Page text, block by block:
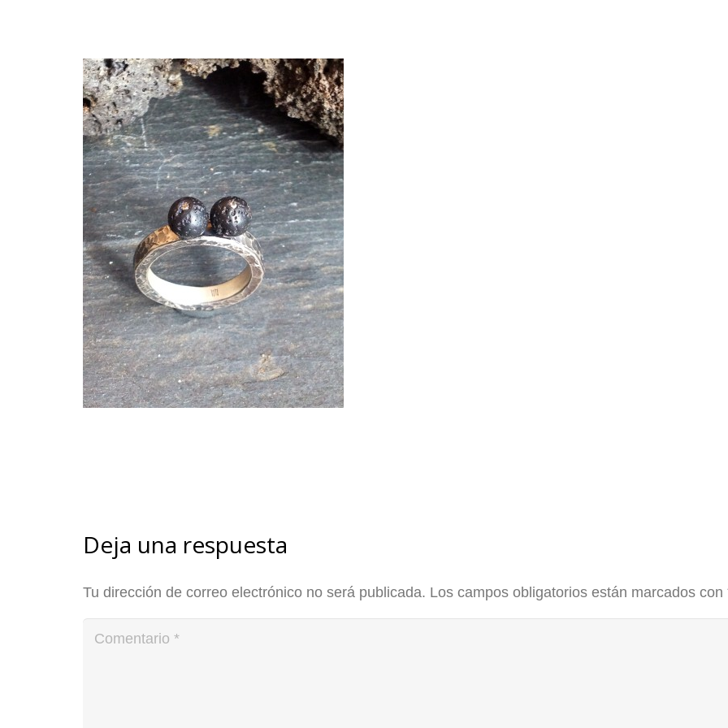
Deja una respuesta
Tu dirección de correo electrónico no será publicada. Los campos obligatorios están marcados con